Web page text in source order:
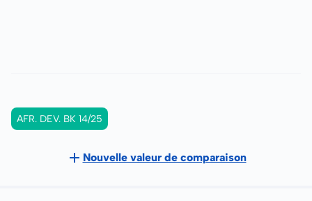
AFR. DEV. BK 14/25
Nouvelle valeur de comparaison